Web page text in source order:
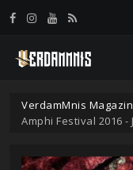
VerdamMnis
Amphi Festival 2016 -
Panneau de gestion